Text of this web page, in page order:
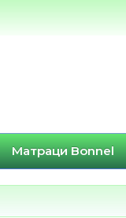
Матраци Bonnel